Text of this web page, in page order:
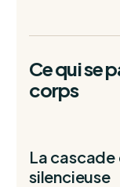
Ce qui se
corps
La
silencieuse